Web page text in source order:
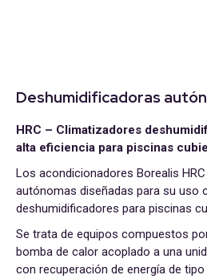
Deshumidificadoras
HRC – Climatizadores
alta eficiencia para piscinas
Los acondicionadores Borealis
autónomas diseñadas para su uso
deshumidificadores para piscinas
Se trata de equipos compuestos
bomba de calor acoplado a una
con recuperación de energía de